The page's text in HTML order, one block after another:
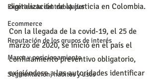
Experiencia del trabajador
Ecommerce
Reputación de los grupos de interés
Marca y posicionamiento
Segmentación, hábitos y usos
digitalización de la justicia en Colombia.
Con la llegada de la covid-19, el 25 de
marzo de 2020, se inició en el país el
confinamiento preventivo obligatorio,
exigiéndose a las autoridades identificar